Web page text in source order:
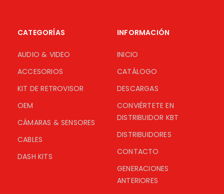
CATEGORÍAS
AUDIO & VIDEO
ACCESORIOS
KIT DE RETROVISOR
OEM
CÁMARAS & SENSORES
CABLES
DASH KITS
INFORMACIÓN
INICIO
CATÁLOGO
DESCARGAS
CONVIÉRTETE EN
DISTRIBUIDOR KBT
DISTRIBUIDORES
CONTACTO
GENERACIONES
ANTERIORES